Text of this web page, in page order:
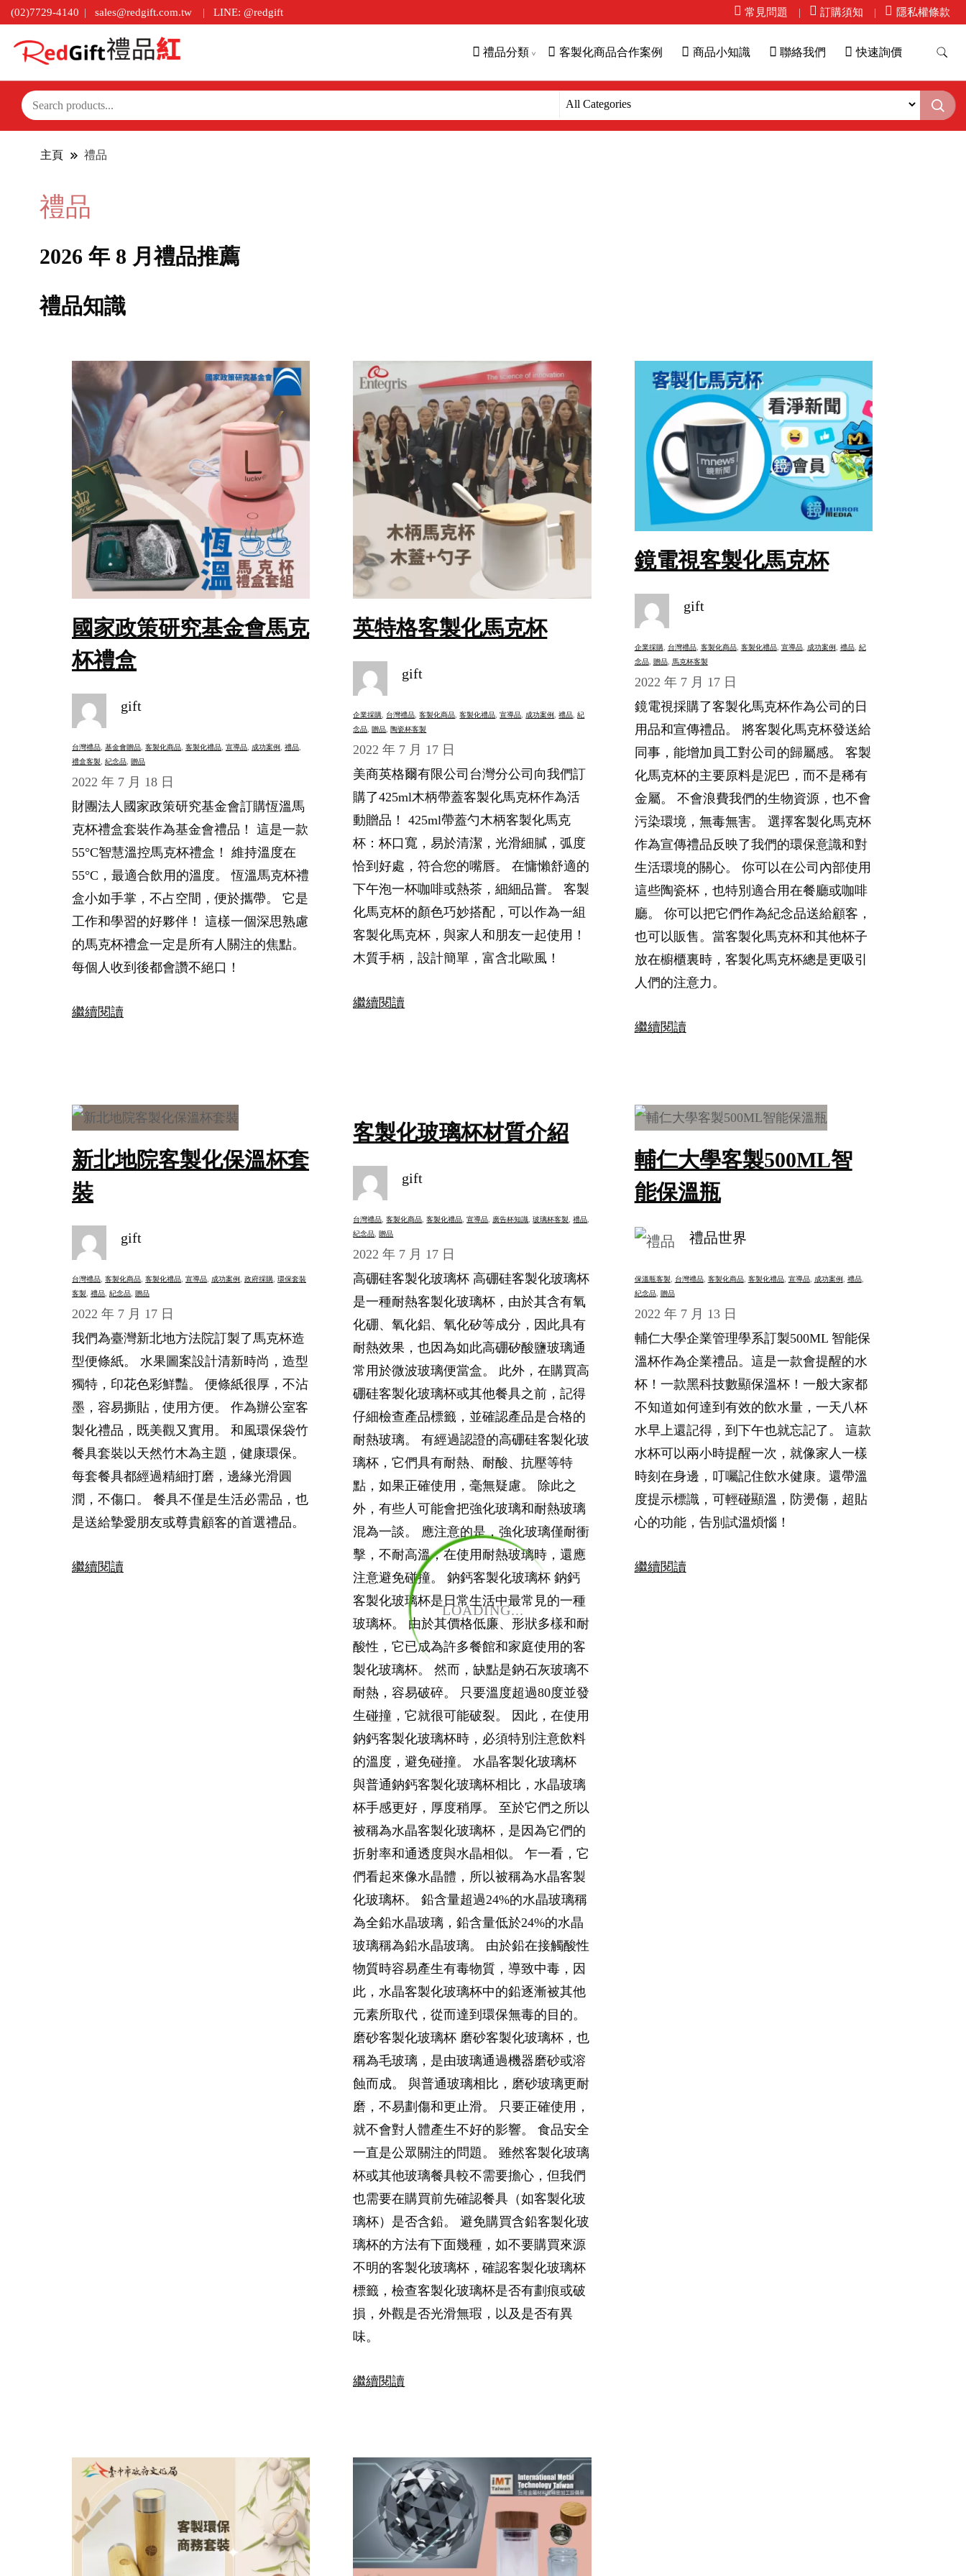
(02)7729-4140 sales@redgift.com.tw LINE: @redgift 常見問題 訂購須知 隱私權條款
禮品分類 客製化商品合作案例 商品小知識 聯絡我們 快速詢價
LOADING...
主頁 禮品
禮品
2026 年 8 月禮品推薦
禮品知識
國家政策研究基金會馬克
杯禮盒
gift
台灣禮品, 基金會贈品, 客製化商品, 客製化禮品, 宣導品, 成功案例, 禮品
禮盒客製, 紀念品, 贈品
2022 年 7 月 18 日
財團法人國家政策研究基金會訂購恆溫馬
克杯禮盒套裝作為基金會禮品！ 這是一款
55°C智慧溫控馬克杯禮盒！ 維持溫度在
55°C，最適合飲用的溫度。 恆溫馬克杯禮
盒小如手掌，不占空間，便於攜帶。 它是
工作和學習的好夥伴！ 這樣一個深思熟慮
的馬克杯禮盒一定是所有人關注的焦點。
每個人收到後都會讚不絕口！
繼續閱讀
英特格客製化馬克杯
gift
企業採購, 台灣禮品, 客製化商品, 客製化禮品, 宣導品, 成功案例, 禮品, 紀
念品, 贈品, 陶瓷杯客製
2022 年 7 月 17 日
美商英格爾有限公司台灣分公司向我們訂
購了425ml木柄帶蓋客製化馬克杯作為活
動贈品！ 425ml帶蓋勺木柄客製化馬克
杯：杯口寬，易於清潔，光滑細膩，弧度
恰到好處，符合您的嘴唇。 在慵懶舒適的
下午泡一杯咖啡或熱茶，細細品嘗。 客製
化馬克杯的顏色巧妙搭配，可以作為一組
客製化馬克杯，與家人和朋友一起使用！
木質手柄，設計簡單，富含北歐風！
繼續閱讀
鏡電視客製化馬克杯
gift
企業採購, 台灣禮品, 客製化商品, 客製化禮品, 宣導品, 成功案例 禮品, 紀
念品, 贈品, 馬克杯客製
2022 年 7 月 17 日
鏡電視採購了客製化馬克杯作為公司的日
用品和宣傳禮品。 將客製化馬克杯發送給
同事，能增加員工對公司的歸屬感。 客製
化馬克杯的主要原料是泥巴，而不是稀有
金屬。 不會浪費我們的生物資源，也不會
污染環境，無毒無害。 選擇客製化馬克杯
作為宣傳禮品反映了我們的環保意識和對
生活環境的關心。 你可以在公司內部使用
這些陶瓷杯，也特別適合用在餐廳或咖啡
廳。 你可以把它們作為紀念品送給顧客，
也可以販售。當客製化馬克杯和其他杯子
放在櫥櫃裏時，客製化馬克杯總是更吸引
人們的注意力。
繼續閱讀
新北地院客製化保溫杯套
裝
gift
台灣禮品 客製化商品 客製化禮品 宣導品 成功案例 政府採購 環保套裝
客製 禮品 紀念品 贈品
2022 年 7 月 17 日
我們為臺灣新北地方法院訂製了馬克杯造
型便條紙。 水果圖案設計清新時尚，造型
獨特，印花色彩鮮豔。 便條紙很厚，不沾
墨，容易撕貼，使用方便。 作為辦公室客
製化禮品，既美觀又實用。 和風環保袋竹
餐具套裝以天然竹木為主題，健康環保。
每套餐具都經過精細打磨，邊緣光滑圓
潤，不傷口。 餐具不僅是生活必需品，也
是送給摯愛朋友或尊貴顧客的首選禮品。
繼續閱讀
客製化玻璃杯材質介紹
gift
台灣禮品 , 客製化商品 , 客製化禮品 , 宣導品 廣告杯知識 , 玻璃杯客製 , 禮品
紀念品
贈品
2022 年 7 月 17 日
高硼硅客製化玻璃杯 高硼硅客製化玻璃杯
是一種耐熱客製化玻璃杯，由於其含有氧
化硼、氧化鋁、氧化矽等成分，因此具有
耐熱效果，也因為如此高硼矽酸鹽玻璃通
常用於微波玻璃便當盒。 此外，在購買高
硼硅客製化玻璃杯或其他餐具之前，記得
仔細檢查產品標籤，並確認產品是合格的
耐熱玻璃。 有經過認證的高硼硅客製化玻
璃杯，它們具有耐熱、耐酸、抗壓等特
點，如果正確使用，毫無疑慮。 除此之
外，有些人可能會把強化玻璃和耐熱玻璃
混為一談。 應注意的是，強化玻璃僅耐衝
擊，不耐高溫，在使用耐熱玻璃時，還應
注意避免碰撞。 鈉鈣客製化玻璃杯 鈉鈣
客製化玻璃杯是日常生活中最常見的一種
玻璃杯。 由於其價格低廉、形狀多樣和耐
酸性，它已成為許多餐館和家庭使用的客
製化玻璃杯。 然而，缺點是鈉石灰玻璃不
耐熱，容易破碎。 只要溫度超過80度並發
生碰撞，它就很可能破裂。 因此，在使用
鈉鈣客製化玻璃杯時，必須特別注意飲料
的溫度，避免碰撞。 水晶客製化玻璃杯
與普通鈉鈣客製化玻璃杯相比，水晶玻璃
杯手感更好，厚度稍厚。 至於它們之所以
被稱為水晶客製化玻璃杯，是因為它們的
折射率和通透度與水晶相似。 乍一看，它
們看起來像水晶體，所以被稱為水晶客製
化玻璃杯。 鉛含量超過24%的水晶玻璃稱
為全鉛水晶玻璃，鉛含量低於24%的水晶
玻璃稱為鉛水晶玻璃。 由於鉛在接觸酸性
物質時容易產生有毒物質，導致中毒，因
此，水晶客製化玻璃杯中的鉛逐漸被其他
元素所取代，從而達到環保無毒的目的。
磨砂客製化玻璃杯 磨砂客製化玻璃杯，也
稱為毛玻璃，是由玻璃通過機器磨砂或溶
蝕而成。 與普通玻璃相比，磨砂玻璃更耐
磨，不易劃傷和更止滑。 只要正確使用，
就不會對人體產生不好的影響。 食品安全
一直是公眾關注的問題。 雖然客製化玻璃
杯或其他玻璃餐具較不需要擔心，但我們
也需要在購買前先確認餐具（如客製化玻
璃杯）是否含鉛。 避免購買含鉛客製化玻
璃杯的方法有下面幾種，如不要購買來源
不明的客製化玻璃杯，確認客製化玻璃杯
標籤，檢查客製化玻璃杯是否有劃痕或破
損，外觀是否光滑無瑕，以及是否有異
味。
繼續閱讀
輔仁大學客製500ML智
能保溫瓶
禮品世界
保溫瓶客製, 台灣禮品, 客製化商品, 客製化禮品, 宣導品, 成功案例 禮品
紀念品, 贈品
2022 年 7 月 13 日
輔仁大學企業管理學系訂製500ML 智能保
溫杯作為企業禮品。這是一款會提醒的水
杯！一款黑科技數顯保溫杯！一般大家都
不知道如何達到有效的飲水量，一天八杯
水早上還記得，到下午也就忘記了。 這款
水杯可以兩小時提醒一次，就像家人一樣
時刻在身邊，叮囑記住飲水健康。還帶溫
度提示標識，可輕碰顯溫，防燙傷，超貼
心的功能，告別試溫煩惱！
繼續閱讀